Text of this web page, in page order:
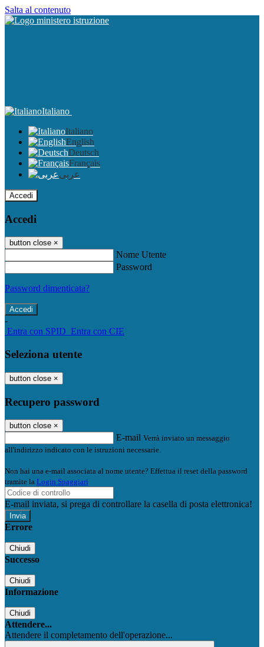
Salta al contenuto
Italiano
Italiano
English
Deutsch
Français
عربى
Accedi
Accedi
button close ×
Nome Utente
Password
Password dimenticata?
-
Entra con SPID Entra con CIE
Seleziona utente
button close ×
Recupero password
button close ×
E-mail Verrà inviato un messaggio
all'indirizzo indicato con le istruzioni necessarie.
Non hai una e-mail associata al nome utente? Effettua il reset della password
tramite la Login Spaggiari
E-mail inviata, si prega di controllare la casella di posta elettronica!
Errore
Chiudi
Successo
Chiudi
Informazione
Chiudi
Attendere...
Attendere il completamento dell'operazione...